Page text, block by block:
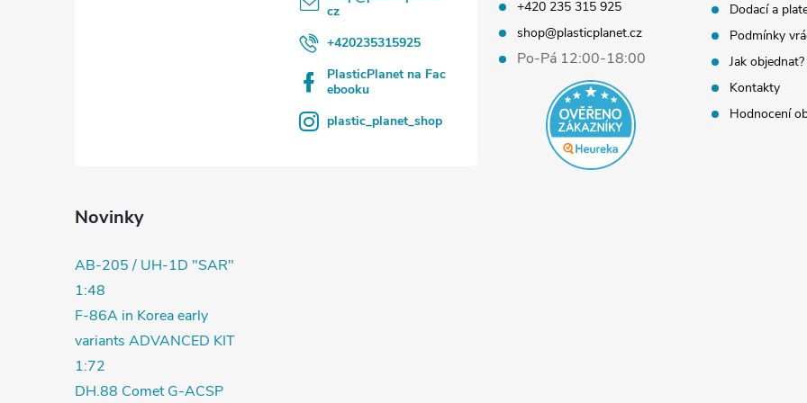
cz
+420235315925
PlasticPlanet na Fac
ebooku
plastic_planet_shop
+420 235 315 925
shop@plasticplanet.cz
Po-Pá 12:00-18:00
Dodací a
Podmínky
Jak objednat?
Kontakty
Hodnocení
Novinky
AB-205 / UH-1D "SAR"
1:48
F-86A in Korea early
variants ADVANCED KIT
1:72
DH.88 Comet G-ACSP